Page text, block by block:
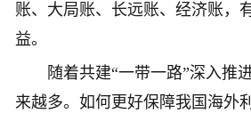
账、大局账、长远账、经济账，
益。
随着共建“一带一路”深入推
来越多。如何更好保障我国海外